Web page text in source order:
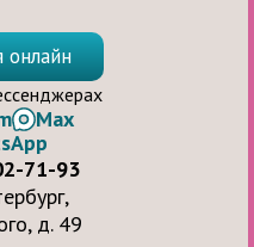
онлайн
Max
71-93
д. 49